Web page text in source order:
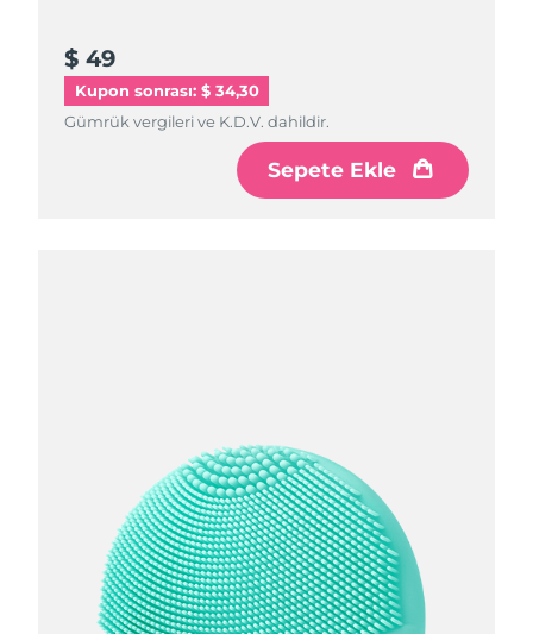
$ 49
Kupon sonrası: $ 34,30
Gümrük vergileri ve K.D.V. dahildir.
Sepete Ekle